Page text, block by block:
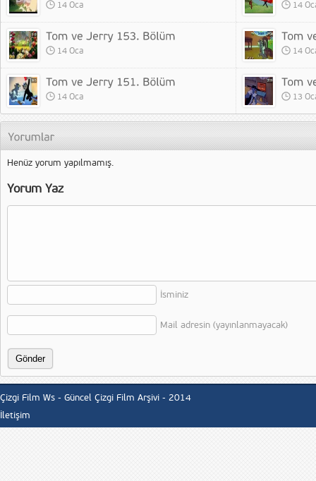
14 Oca 14
14 Oca 14
14 Oca 13
Henüz yorum yapılmamış.
Yorum Yaz
İsminiz
Mail adresin (yayınlanmayacak)
Çizgi Film Ws - Güncel Çizgi Film Arşivi - 2014
İletişim